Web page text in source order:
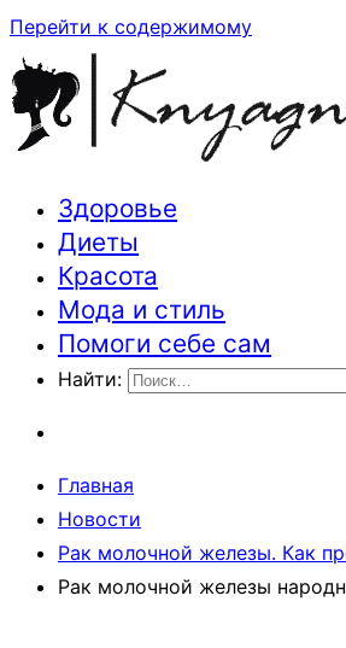
Перейти к содержимому
Траектория здоровья и
Здоровье
Диеты
Красота
Мода и стиль
Помоги себе сам
Найти:
Главная
Новости
Рак молочной железы. Как
Рак молочной железы